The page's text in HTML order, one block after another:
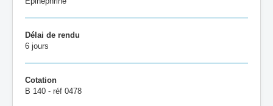
Délai de rendu
6 jours
Cotation
B 140 - réf 0478